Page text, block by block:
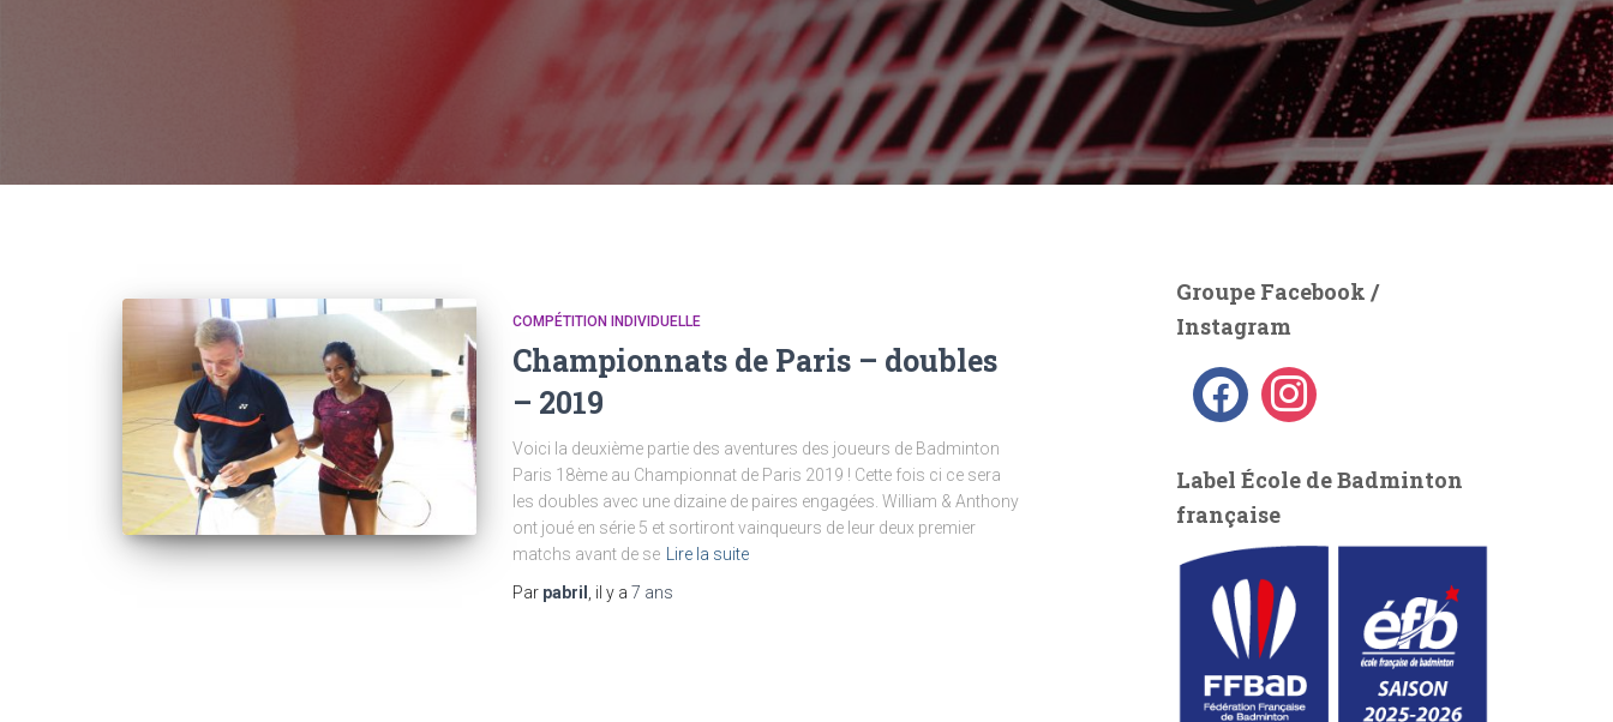
COMPÉTITION INDIVIDUELLE
Championnats de Paris – doubles
– 2019
Voici la deuxième partie des aventures des joueurs de Badminton
Paris 18ème au Championnat de Paris 2019 ! Cette fois ci ce sera
les doubles avec une dizaine de paires engagées. William & Anthony
ont joué en série 5 et sortiront vainqueurs de leur deux premier
matchs avant de se
Lire la suite
Par pabril , il y a 7 ans
Groupe Facebook /
Instagram
f i
a
g
a
m
Label École de Badminton
française